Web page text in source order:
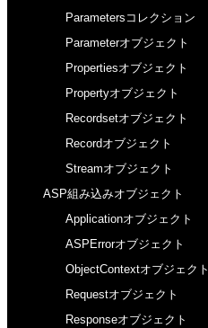
Parametersコレクション
Parameterオブジェクト
Propertiesオブジェクト
Propertyオブジェクト
Recordsetオブジェクト
Recordオブジェクト
Streamオブジェクト
ASP組み込みオブジェクト
Applicationオブジェクト
ASPErrorオブジェクト
ObjectContextオブジェクト
Requestオブジェクト
Responseオブジェクト